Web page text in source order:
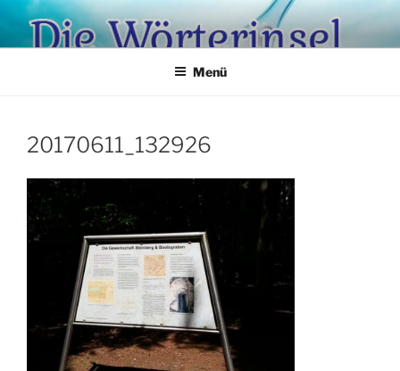
Zum
Inhalt
springen
Menü
20170611_132926